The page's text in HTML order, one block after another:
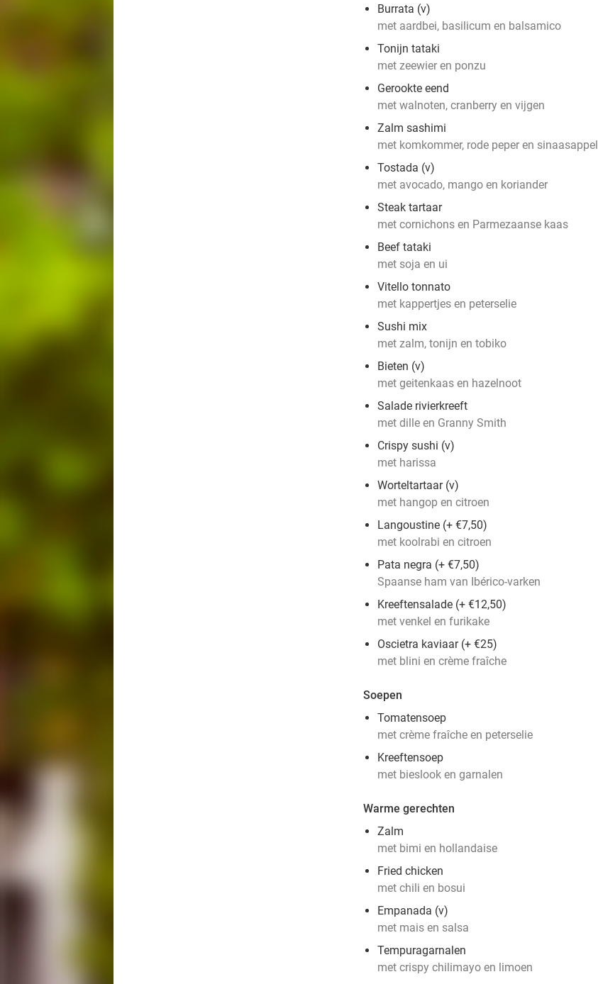
Burrata (v)
met aardbei, basilicum en balsamico
Tonijn tataki
met zeewier en ponzu
Gerookte eend
met walnoten, cranberry en vijgen
Zalm sashimi
met komkommer, rode peper en sinaasappel
Tostada (v)
met avocado, mango en koriander
Steak tartaar
met cornichons en Parmezaanse kaas
Beef tataki
met soja en ui
Vitello tonnato
met kappertjes en peterselie
Sushi mix
met zalm, tonijn en tobiko
Bieten (v)
met geitenkaas en hazelnoot
Salade rivierkreeft
met dille en Granny Smith
Crispy sushi (v)
met harissa
Worteltartaar (v)
met hangop en citroen
Langoustine (+ €7,50)
met koolrabi en citroen
Pata negra (+ €7,50)
Spaanse ham van Ibérico-varken
Kreeftensalade (+ €12,50)
met venkel en furikake
Oscietra kaviaar (+ €25)
met blini en crème fraîche
Soepen
Tomatensoep
met crème fraîche en peterselie
Kreeftensoep
met bieslook en garnalen
Warme gerechten
Zalm
met bimi en hollandaise
Fried chicken
met chili en bosui
Empanada (v)
met mais en salsa
Tempuragarnalen
met crispy chilimayo en limoen